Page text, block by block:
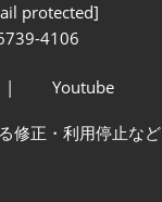
protected]
4106
Youtube
修正・利用停止など